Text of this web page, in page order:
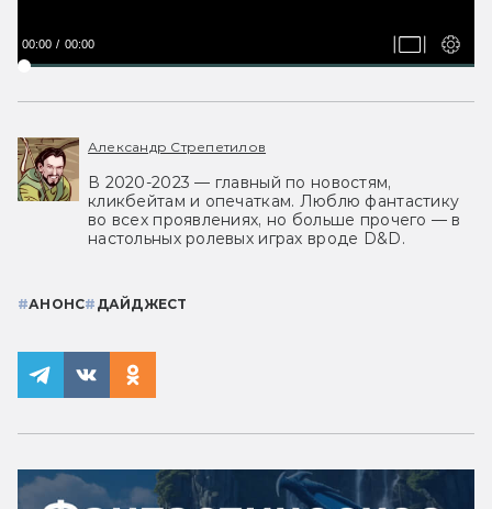
00:00 00:00
Александр Стрепетилов
В 2020-2023 — главный по новостям,
кликбейтам и опечаткам. Люблю фантастику
во всех проявлениях, но больше прочего — в
настольных ролевых играх вроде D&D.
#АНОНС# ДАЙДЖЕСТ